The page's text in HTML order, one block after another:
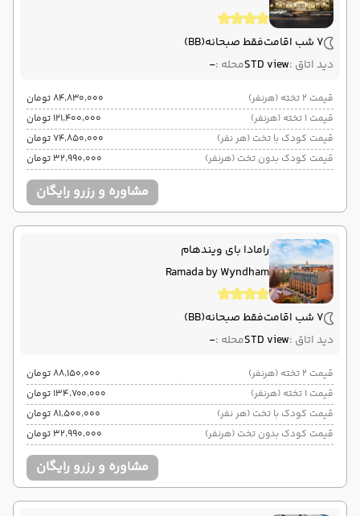
7 شب اقامت فقط صبحانه(BB)
دید اتاق :STD viewمحله :-
قیمت 2 تخته (هرنفر)
۸۴٬۸۳۰٬۰۰۰ تومان
قیمت 1 تخته (هرنفر)
۱۲۱٬۴۰۰٬۰۰۰ تومان
قیمت کودک با تخت (هر نفر)
۷۴٬۸۵۰٬۰۰۰ تومان
قیمت کودک بدون تخت (هرنفر)
۳۲٬۹۹۰٬۰۰۰ تومان
مشاوره و رزرو رایگان
رامادا بای ویندهام
Ramada by Wyndham
7 شب اقامت فقط صبحانه(BB)
دید اتاق :STD viewمحله :-
قیمت 2 تخته (هرنفر)
۸۸٬۱۵۰٬۰۰۰ تومان
قیمت 1 تخته (هرنفر)
۱۳۴٬۷۰۰٬۰۰۰ تومان
قیمت کودک با تخت (هر نفر)
۸۱٬۵۰۰٬۰۰۰ تومان
قیمت کودک بدون تخت (هرنفر)
۳۲٬۹۹۰٬۰۰۰ تومان
مشاوره و رزرو رایگان